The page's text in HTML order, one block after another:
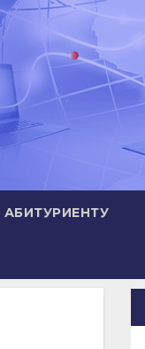
АБИТУРИЕНТУ